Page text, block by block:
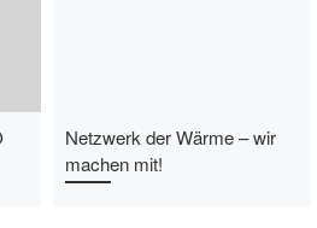
Netzwerk der Wärme – wir
machen mit!